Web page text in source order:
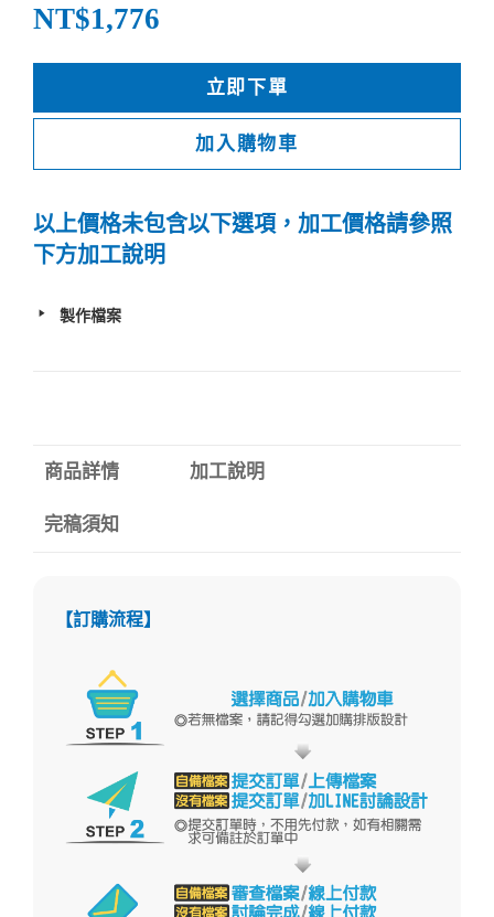
NT$1,776
立即下單
加入購物車
以上價格未包含以下選項，加工價格請參照
下方加工說明
製作檔案
商品詳情 加工說明
完稿須知
【訂購流程】